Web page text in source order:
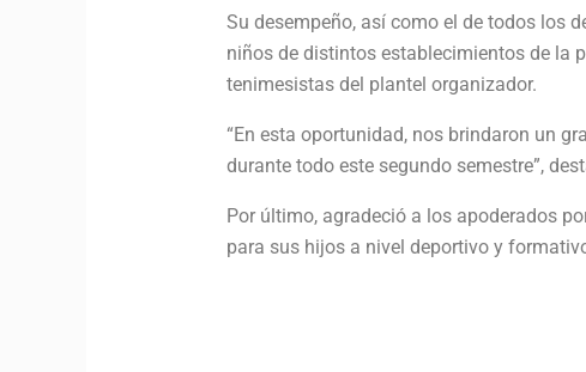
Su desempeño, así como el de todos los
niños de distintos establecimientos de la
tenimesistas del plantel organizador.
“En esta oportunidad, nos brindaron un
durante todo este segundo semestre”,
Por último, agradeció a los apoderados
para sus hijos a nivel deportivo y